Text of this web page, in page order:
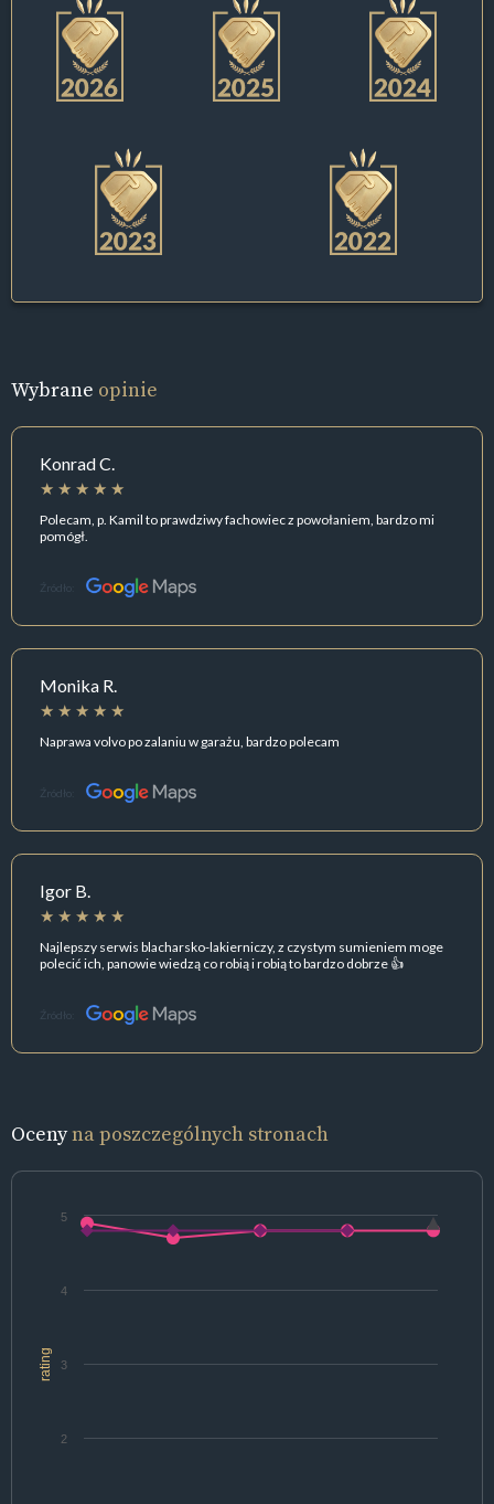
Wybrane opinie
Konrad C.
Polecam, p. Kamil to prawdziwy fachowiec z powołaniem, bardzo mi
pomógł.
Źródło:
Monika R.
Naprawa volvo po zalaniu w garażu, bardzo polecam
Źródło:
Igor B.
Najlepszy serwis blacharsko-lakierniczy, z czystym sumieniem moge
polecić ich, panowie wiedzą co robią i robią to bardzo dobrze 👍
Źródło:
Ocenyna poszczególnych stronach
rating
2
3
4
5